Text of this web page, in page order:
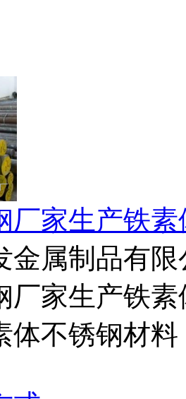
厂家生产铁素
金属制品有限
厂家生产铁
体不锈钢材